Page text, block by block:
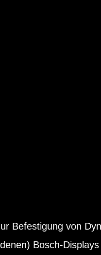
Befestigung von
Bosch-